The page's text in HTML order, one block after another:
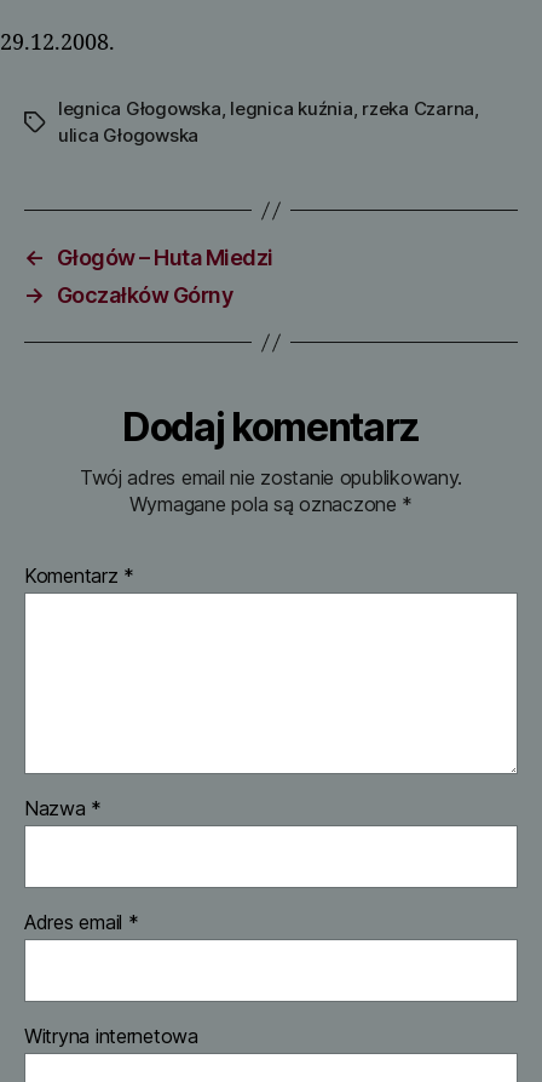
29.12.2008.
Tagi
legnica Głogowska, legnica kuźnia, rzeka Czarna,
ulica Głogowska
←
Głogów – Huta Miedzi
→
Goczałków Górny
Dodaj komentarz
Twój adres email nie zostanie opublikowany.
Wymagane pola są oznaczone *
Komentarz *
Nazwa *
Adres email *
Witryna internetowa